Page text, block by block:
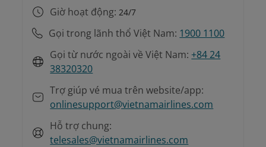
Giờ hoạt động:24/7
Gọi trong lãnh thổ Việt Nam: 1900 1100
Gọi từ nước ngoài về Việt Nam: +84 24
38320320
Trợ giúp vé mua trên website/app:
onlinesupport@vietnamairlines.com
Hỗ trợ chung:
telesales@vietnamairlines.com